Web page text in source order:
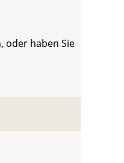
oder haben Sie